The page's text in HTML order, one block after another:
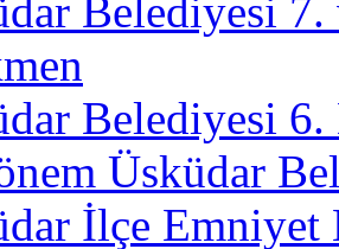
Belediyesi
Belediyesi 6.
Üsküdar
İlçe